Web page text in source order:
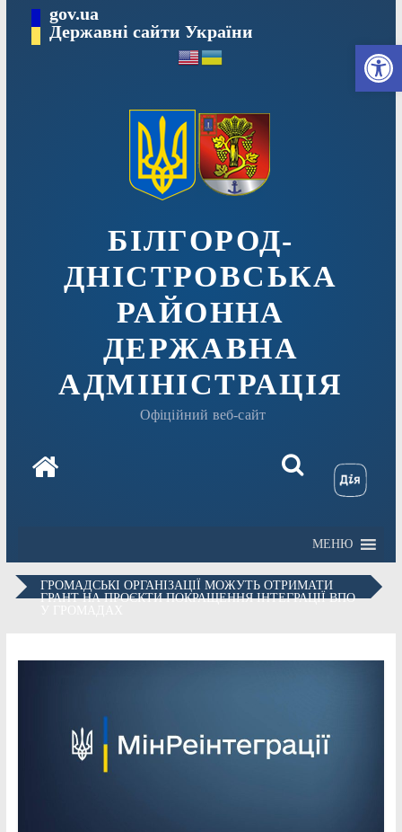
вмісту
gov.ua
Державні сайти України
БІЛГОРОД-
ДНІСТРОВСЬКА
РАЙОННА
ДЕРЖАВНА
АДМІНІСТРАЦІЯ
Офіційний веб-сайт
МЕНЮ
ГРОМАДСЬКІ ОРГАНІЗАЦІЇ МОЖУТЬ ОТРИМАТИ
ГРАНТ НА ПРОЄКТИ ПОКРАЩЕННЯ ІНТЕГРАЦІЇ ВПО